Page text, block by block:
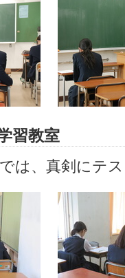
習教室
は、真剣にテ